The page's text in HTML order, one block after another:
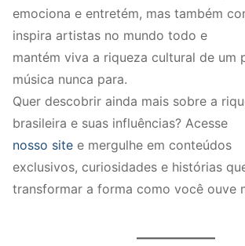
emociona e entretém, mas também
inspira artistas no mundo todo e
mantém viva a riqueza cultural de um
música nunca para.
Quer descobrir ainda mais sobre a
brasileira e suas influências? Acesse
nosso site e mergulhe em conteúdos
exclusivos, curiosidades e histórias
transformar a forma como você ouve